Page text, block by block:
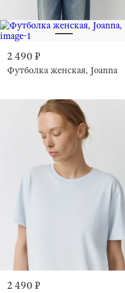
2 490 ₽
Футболка женская, Joanna
2 490 ₽